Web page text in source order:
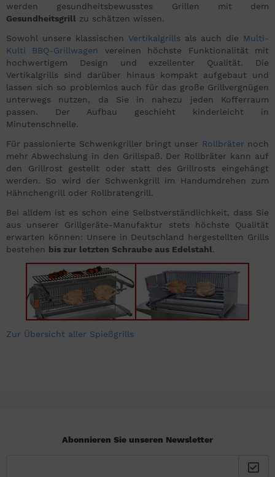
werden gesundheitsbewusstes Grillen mit dem
Gesundheitsgrill zu schätzen wissen.
Sowohl unsere klassischen Vertikalgrills als auch die Multi-
Kulti BBQ-Grillwagen vereinen höchste Funktionalität mit
hochwertigem Design und exzellenter Qualität. Die
Vertikalgrills sind darüber hinaus kompakt aufgebaut und
lassen sich so problemlos auch für das große Grillvergnügen
unterwegs nutzen, da Sie in nahezu jeden Kofferraum
passen. Der Aufbau geschieht kinderleicht in
Minutenschnelle.
Für passionierte Schwenkgriller bringt unser Rollbräter noch
mehr Abwechslung in den Grillspaß. Der Rollbräter kann auf
den Grillrost gestellt oder statt des Grillrosts eingehängt
werden. So wird der Schwenkgrill im Handumdrehen zum
Hähnchengrill oder Rollbratengrill.
Bei alldem ist es schon eine Selbstverständlichkeit, dass Sie
aus unserer Grillgeräte-Manufaktur stets höchste Qualität
erwarten können: Unsere in Deutschland hergestellten Grills
bestehen bis zur letzten Schraube aus Edelstahl.
Zur Übersicht aller Spießgrills
Abonnieren Sie unseren Newsletter